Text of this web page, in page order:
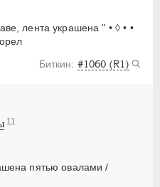
лента украшена " • ◊ • •
#1060 (R1)
пятью овалами /
11